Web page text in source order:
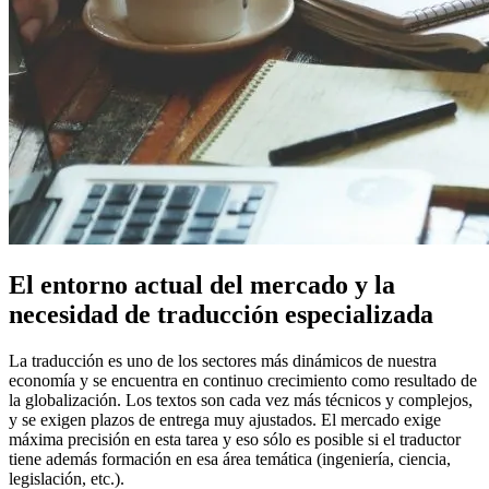
El entorno actual del mercado y la
necesidad de traducción especializada
La traducción es uno de los sectores más dinámicos de nuestra
economía y se encuentra en continuo crecimiento como resultado de
la globalización. Los textos son cada vez más técnicos y complejos,
y se exigen plazos de entrega muy ajustados. El mercado exige
máxima precisión en esta tarea y eso sólo es posible si el traductor
tiene además formación en esa área temática (ingeniería, ciencia,
legislación, etc.).